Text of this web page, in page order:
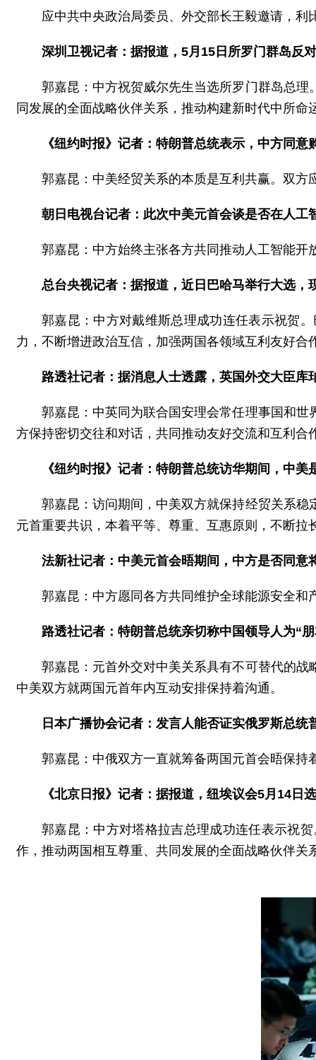
应中共中央政治局委员、外交部长王毅邀请，
深圳卫视记者：据报道，5月15日所罗门群岛反
郭嘉昆：中方祝贺威尔先生当选所罗门群岛总
同发展的全面战略伙伴关系，推动构建新时代中所命
《纽约时报》记者：特朗普总统表示，中方同
郭嘉昆：中美经贸关系的本质是互利共赢。双
朝日电视台记者：此次中美元首会谈是否在人
郭嘉昆：中方始终主张各方共同推动人工智能开
总台央视记者：据报道，近日巴哈马举行大选
郭嘉昆：中方对戴维斯总理成功连任表示祝贺
力，不断增进政治互信，加强两国各领域互利友好合
路透社记者：据消息人士透露，英国外交大臣
郭嘉昆：中英同为联合国安理会常任理事国和
方保持密切交往和对话，共同推动友好交流和互利
《纽约时报》记者：特朗普总统访华期间，中
郭嘉昆：访问期间，中美双方就保持经贸关系
元首重要共识，本着平等、尊重、互惠原则，不断拉
法新社记者：中美元首会晤期间，中方是否同意
郭嘉昆：中方愿同各方共同维护全球能源安全
路透社记者：特朗普总统亲切称中国领导人为“
郭嘉昆：元首外交对中美关系具有不可替代的
中美双方就两国元首年内互动安排保持着沟通。
日本广播协会记者：发言人能否证实俄罗斯总统
郭嘉昆：中俄双方一直就筹备两国元首会晤保持
《北京日报》记者：据报道，纽埃议会5月14
郭嘉昆：中方对塔格拉吉总理成功连任表示祝
作，推动两国相互尊重、共同发展的全面战略伙伴关